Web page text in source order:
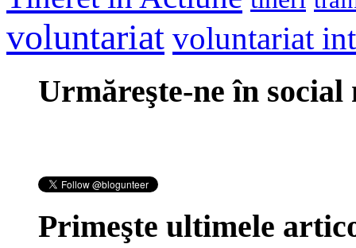
voluntariat voluntariat
Urmăreşte-ne în social
Primeşte ultimele